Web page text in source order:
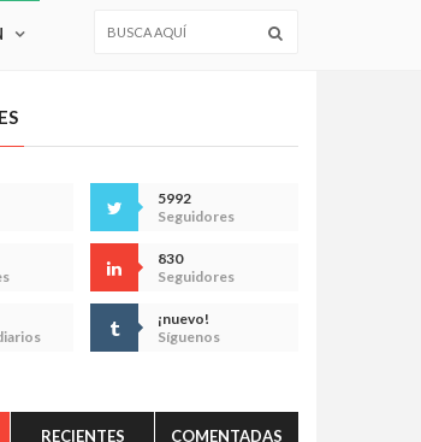
5992
Seguidores
830
Seguidores
¡nuevo!
Síguenos
RECIENTES COMENTADAS